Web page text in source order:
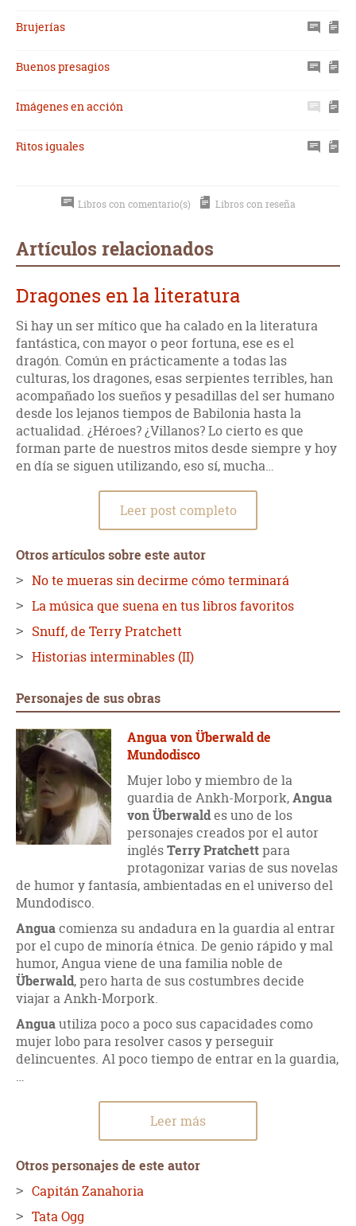
Brujerías
Buenos presagios
Imágenes en acción
Ritos iguales
Libros con comentario(s) Libros con reseña
Artículos relacionados
Dragones en la literatura
Si hay un ser mítico que ha calado en la literatura
fantástica, con mayor o peor fortuna, ese es el
dragón. Común en prácticamente a todas las
culturas, los dragones, esas serpientes terribles, han
acompañado los sueños y pesadillas del ser humano
desde los lejanos tiempos de Babilonia hasta la
actualidad. ¿Héroes? ¿Villanos? Lo cierto es que
forman parte de nuestros mitos desde siempre y hoy
en día se siguen utilizando, eso sí, mucha…
Leer post completo
Otros artículos sobre este autor
No te mueras sin decirme cómo terminará
La música que suena en tus libros favoritos
Snuff, de Terry Pratchett
Historias interminables (II)
Personajes de sus obras
Angua von Überwald de
Mundodisco
Mujer lobo y miembro de la
guardia de Ankh-Morpork,Angua
von Überwaldes uno de los
personajes creados por el autor
inglésTerry Pratchettpara
protagonizar varias de sus novelas
de humor y fantasía, ambientadas en el universo del
Mundodisco.
Anguacomienza su andadura en la guardia al entrar
por el cupo de minoría étnica. De genio rápido y mal
humor, Angua viene de una familia noble de
Überwald, pero harta de sus costumbres decide
viajar a Ankh-Morpork.
Anguautiliza poco a poco sus capacidades como
mujer lobo para resolver casos y perseguir
delincuentes. Al poco tiempo de entrar en la guardia,
…
Leer más
Otros personajes de este autor
Capitán Zanahoria
Tata Ogg